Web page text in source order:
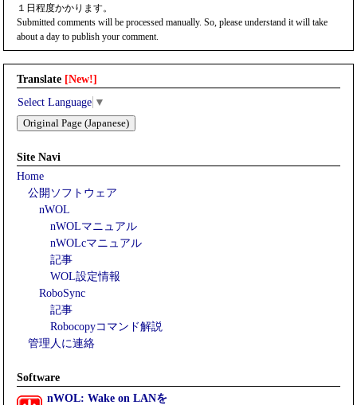
１日程度かかります。
Submitted comments will be processed manually. So, please understand it will take
about a day to publish your comment.
Translate [New!]
Select Language ▼
Original Page (Japanese)
Site Navi
Home
公開ソフトウェア
nWOL
nWOLマニュアル
nWOLcマニュアル
記事
WOL設定情報
RoboSync
記事
Robocopyコマンド解説
管理人に連絡
Software
nWOL: Wake on LANを